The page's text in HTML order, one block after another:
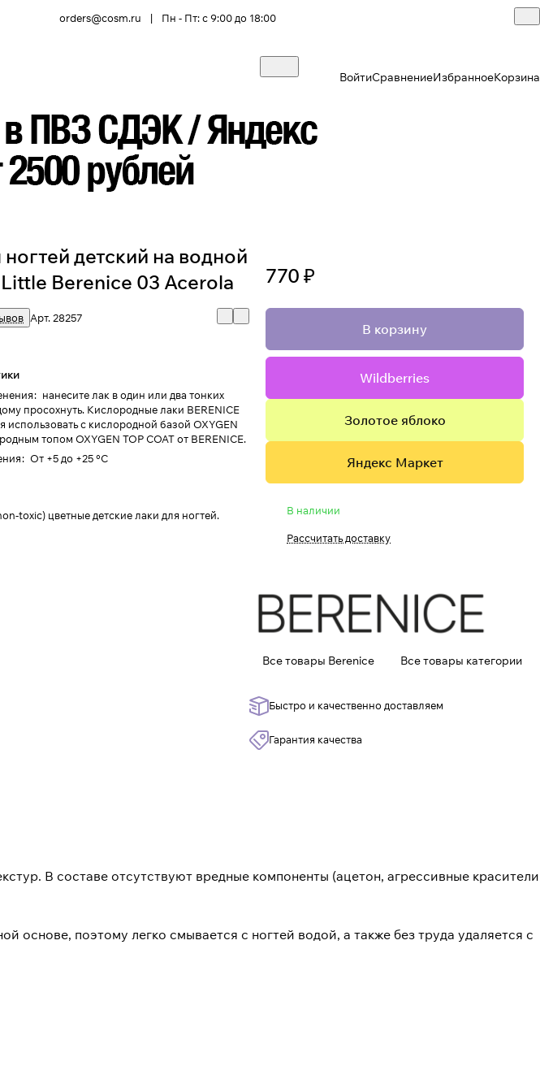
orders@cosm.ru | Пн - Пт: с 9:00 до 18:00
ВойтиСравнениеИзбранноеКорзина
детский на водной
Berenice 03 Acerola
Арт.28257
: нанесите лак в один или два тонких
просохнуть. Кислородные лаки BERENICE
использовать с кислородной базой OXYGEN
топом OXYGEN TOP COAT от BERENICE.
: От +5 до +25 °C
toxic) цветные детские лаки для ногтей.
770 ₽
В корзину
Wildberries
Золотое яблоко
Яндекс Маркет
В наличии
Рассчитать доставку
Все товары Berenice Все товары категории
Быстро и качественно доставляем
Гарантия качества
В составе отсутствуют вредные компоненты (ацетон, агрессивные красители
основе, поэтому легко смывается с ногтей водой, а также без труда удаляется с